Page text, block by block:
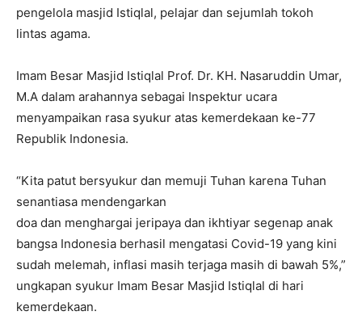
pengelola masjid Istiqlal, pelajar dan sejumlah tokoh
lintas agama.
Imam Besar Masjid Istiqlal Prof. Dr. KH. Nasaruddin Umar,
M.A dalam arahannya sebagai Inspektur ucara
menyampaikan rasa syukur atas kemerdekaan ke-77
Republik Indonesia.
“Kita patut bersyukur dan memuji Tuhan karena Tuhan
senantiasa mendengarkan
doa dan menghargai jeripaya dan ikhtiyar segenap anak
bangsa Indonesia berhasil mengatasi Covid-19 yang kini
sudah melemah, inflasi masih terjaga masih di bawah 5%,”
ungkapan syukur Imam Besar Masjid Istiqlal di hari
kemerdekaan.